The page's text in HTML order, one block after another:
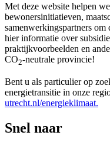
Met deze website helpen
bewonersinitiatieven,
samenwerkingspartners
hier informatie over
praktijkvoorbeelden en
CO2-neutrale provincie!
Bent u als particulier op
energietransitie in onze
utrecht.nl/energieklimaat.
Snel naar